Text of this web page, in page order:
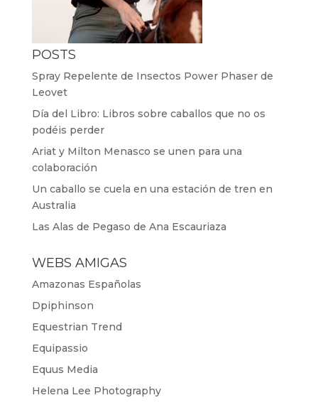
POSTS
Spray Repelente de Insectos Power Phaser de
Leovet
Día del Libro: Libros sobre caballos que no os
podéis perder
Ariat y Milton Menasco se unen para una
colaboración
Un caballo se cuela en una estación de tren en
Australia
Las Alas de Pegaso de Ana Escauriaza
WEBS AMIGAS
Amazonas Españolas
Dpiphinson
Equestrian Trend
Equipassio
Equus Media
Helena Lee Photography